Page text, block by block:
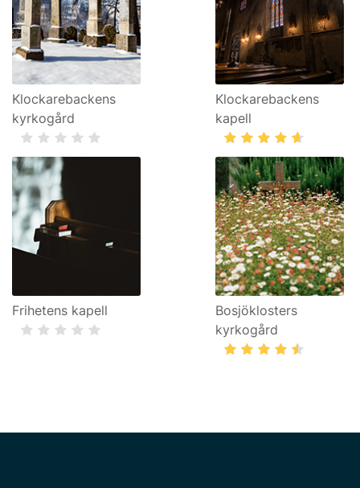
Klockarebackens
kyrkogård
Klockarebackens
kapell
Frihetens kapell
Bosjöklosters
kyrkogård